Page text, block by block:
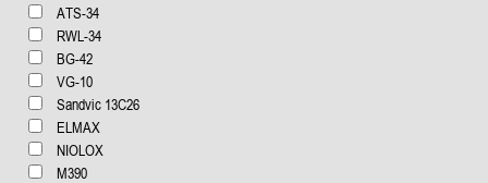
ATS-34
RWL-34
BG-42
VG-10
Sandvic 13C26
ELMAX
NIOLOX
М390